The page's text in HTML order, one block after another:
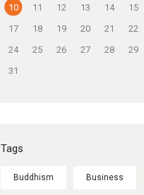
10
11 12 13 14 15
17
18 19 20 21 22
24
25 26 27 28 29
31
Tags
Buddhism Business